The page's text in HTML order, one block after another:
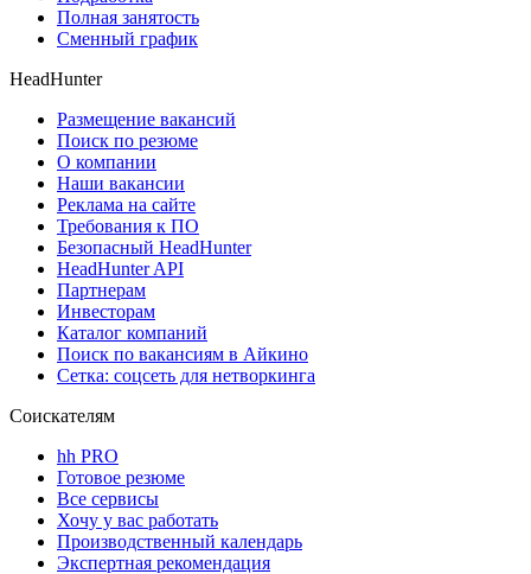
Полная занятость
Сменный график
HeadHunter
Размещение вакансий
Поиск по резюме
О компании
Наши вакансии
Реклама на сайте
Требования к ПО
Безопасный HeadHunter
HeadHunter API
Партнерам
Инвесторам
Каталог компаний
Поиск по вакансиям в Айкино
Сетка: соцсеть для нетворкинга
Соискателям
hh PRO
Готовое резюме
Все сервисы
Хочу у вас работать
Производственный календарь
Экспертная рекомендация